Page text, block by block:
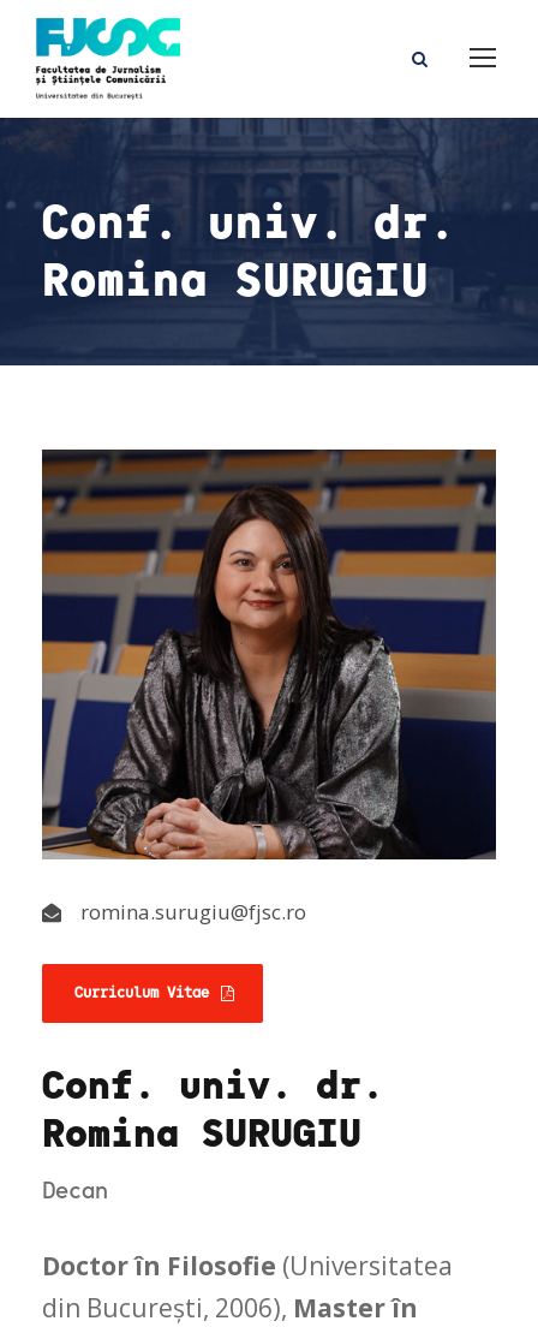
Conf. univ. dr.
Romina SURUGIU
romina.surugiu@fjsc.ro
Curriculum Vitae
Conf. univ. dr.
Romina SURUGIU
Decan
Doctor în Filosofie (Universitatea
din Bucureşti, 2006), Master în